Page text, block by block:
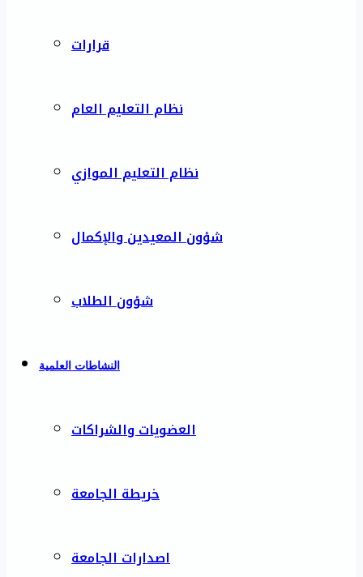
قرارات
نظام التعليم العام
نظام التعليم الموازي
شؤون المعيدين والإكمال
شؤون الطلاب
النشاطات العلمية
العضويات والشراكات
خريطة الجامعة
اصدارات الجامعة